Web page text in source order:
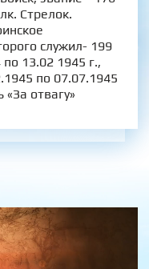
Стрелок.
служил- 199
13.02 1945 г.,
по 07.07.1945
отвагу»